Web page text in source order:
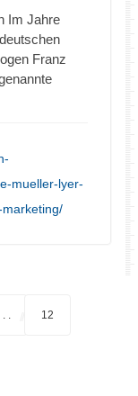
Im Jahre
Franz
mueller-lyer-
12